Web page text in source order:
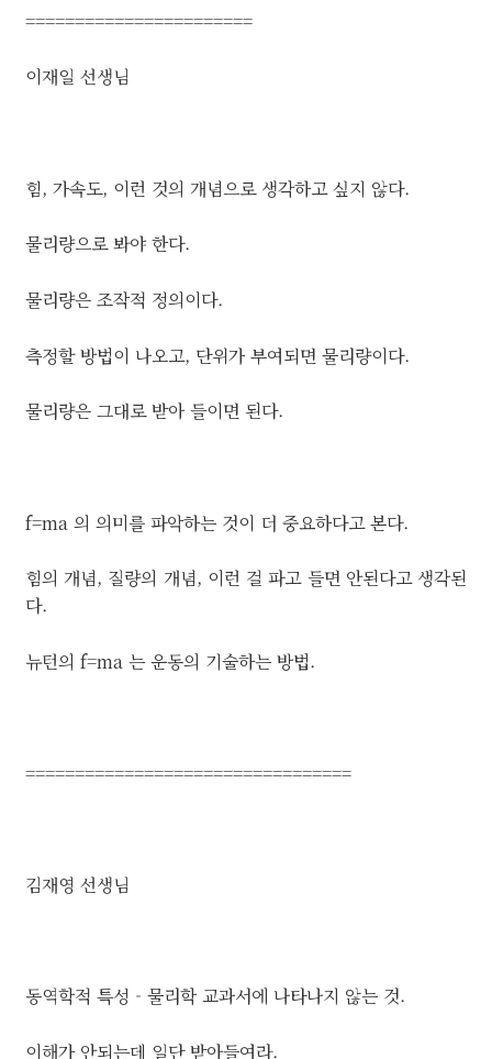
=======================
이재일 선생님
힘, 가속도, 이런 것의 개념으로 생각하고 싶지 않다.
물리량으로 봐야 한다.
물리량은 조작적 정의이다.
측정할 방법이 나오고, 단위가 부여되면 물리량이다.
물리량은 그대로 받아 들이면 된다.
f=ma 의 의미를 파악하는 것이 더 중요하다고 본다.
힘의 개념, 질량의 개념, 이런 걸 파고 들면 안된다고 생각된
다.
뉴턴의 f=ma 는 운동의 기술하는 방법.
=================================
김재영 선생님
동역학적 특성 - 물리학 교과서에 나타나지 않는 것.
이해가 안되는데 일단 받아들여라.